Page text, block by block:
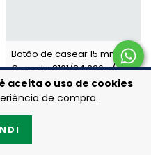
aceita o uso de cookies
de compra.
Botão de casear 15 mm
Corozita 8101/24 220 c/ 144
un
R$20,67